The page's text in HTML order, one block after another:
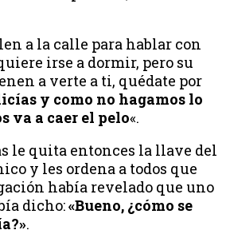
a la calle para hablar con
irse a dormir, pero su
a verte a ti, quédate por
y como no hagamos lo
va a caer el pelo«.
le quita entonces la llave del
y les ordena a todos que
había revelado que uno
dicho:«Bueno, ¿cómo se
.